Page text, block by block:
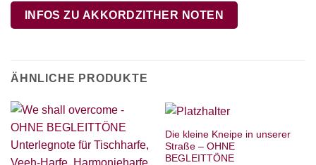
INFOS ZU AKKORDZITHER NOTEN
ÄHNLICHE PRODUKTE
Die kleine Kneipe in unserer
Straße – OHNE
BEGLEITTÖNE